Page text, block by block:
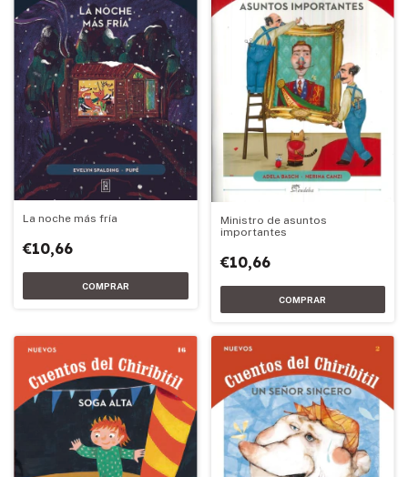
La noche más fría
€10,66
Ministro de asuntos
importantes
€10,66